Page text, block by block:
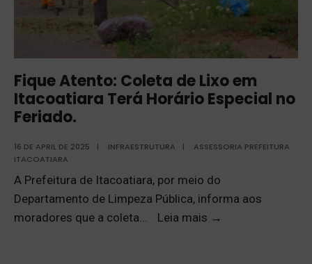
Fique Atento: Coleta de Lixo em
Itacoatiara Terá Horário Especial no
Feriado.
16 DE APRIL DE 2025 | INFRAESTRUTURA |
ASSESSORIA PREFEITURA
ITACOATIARA
A Prefeitura de Itacoatiara, por meio do
Departamento de Limpeza Pública, informa aos
moradores que a coleta... Leia mais →